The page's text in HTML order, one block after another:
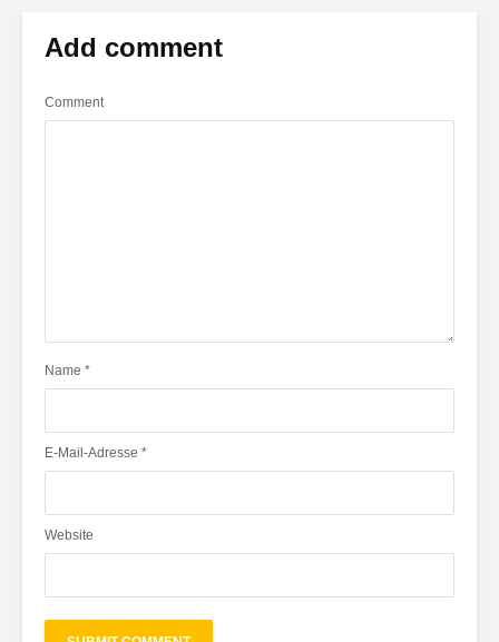
Add comment
Comment
Name *
E-Mail-Adresse *
Website